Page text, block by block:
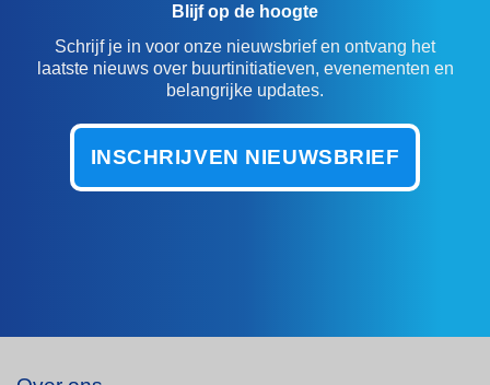
Blijf op de hoogte
Schrijf je in voor onze nieuwsbrief en ontvang het
laatste nieuws over buurtinitiatieven, evenementen en
belangrijke updates.
INSCHRIJVEN NIEUWSBRIEF